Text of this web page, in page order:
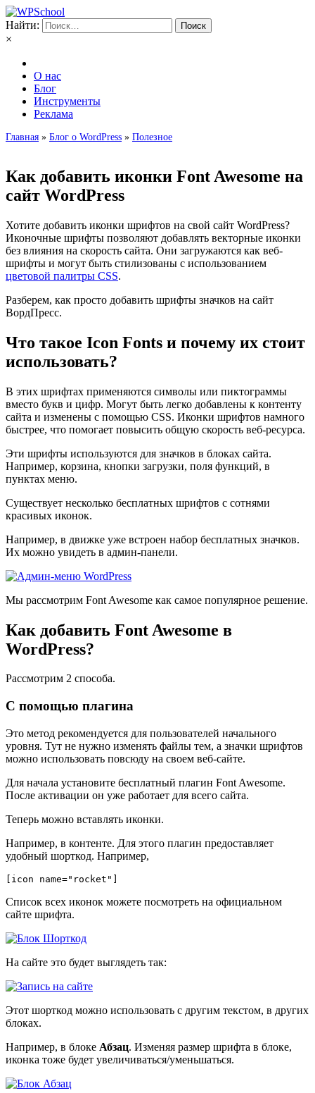
Найти:
×
О нас
Блог
Инструменты
Реклама
Главная » Блог о WordPress » Полезное
Как добавить иконки Font Awesome на
сайт WordPress
Хотите добавить иконки шрифтов на свой сайт WordPress?
Иконочные шрифты позволяют добавлять векторные иконки
без влияния на скорость сайта. Они загружаются как веб-
шрифты и могут быть стилизованы с использованием
цветовой палитры CSS.
Разберем, как просто добавить шрифты значков на сайт
ВордПресс.
Что такое Icon Fonts и почему их стоит
использовать?
В этих шрифтах применяются символы или пиктограммы
вместо букв и цифр. Могут быть легко добавлены к контенту
сайта и изменены с помощью CSS. Иконки шрифтов намного
быстрее, что помогает повысить общую скорость веб-ресурса.
Эти шрифты используются для значков в блоках сайта.
Например, корзина, кнопки загрузки, поля функций, в
пунктах меню.
Существует несколько бесплатных шрифтов с сотнями
красивых иконок.
Например, в движке уже встроен набор бесплатных значков.
Их можно увидеть в админ-панели.
Мы рассмотрим Font Awesome как самое популярное решение.
Как добавить Font Awesome в
WordPress?
Рассмотрим 2 способа.
С помощью плагина
Это метод рекомендуется для пользователей начального
уровня. Тут не нужно изменять файлы тем, а значки шрифтов
можно использовать повсюду на своем веб-сайте.
Для начала установите бесплатный плагин Font Awesome.
После активации он уже работает для всего сайта.
Теперь можно вставлять иконки.
Например, в контенте. Для этого плагин предоставляет
удобный шорткод. Например,
[icon name="rocket"]
Список всех иконок можете посмотреть на официальном
сайте шрифта.
На сайте это будет выглядеть так:
Этот шорткод можно использовать с другим текстом, в других
блоках.
Например, в блоке Абзац. Изменяя размер шрифта в блоке,
иконка тоже будет увеличиваться/уменьшаться.